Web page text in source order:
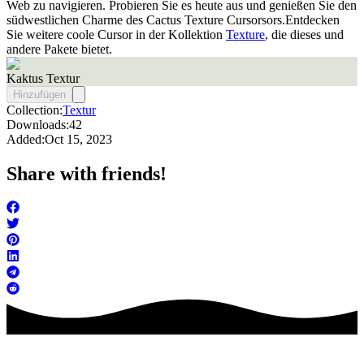
Web zu navigieren. Probieren Sie es heute aus und genießen Sie den
südwestlichen Charme des Cactus Texture Cursorsors.Entdecken
Sie weitere coole Cursor in der Kollektion Texture, die dieses und
andere Pakete bietet.
Kaktus Textur
Hinzufügen
Collection:Textur
Downloads:42
Added:Oct 15, 2023
Share with friends!